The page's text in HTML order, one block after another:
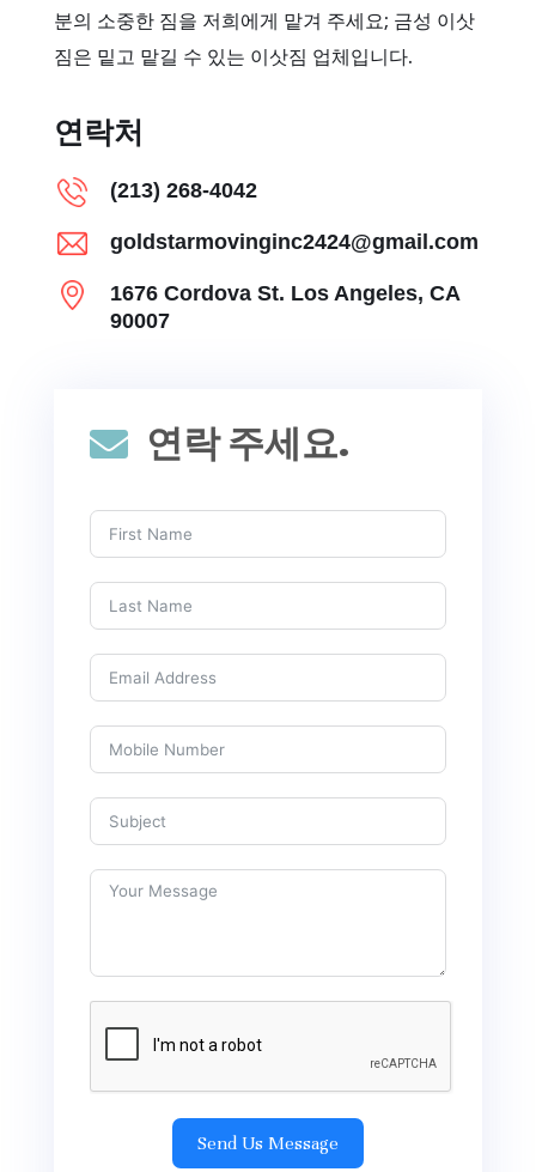
 연락 주세요.
Send Us Message
분의 소중한 짐을 저희에게 맡겨 주세요; 금성 이삿
짐은 밑고 맡길 수 있는 이삿짐 업체입니다.
연락처
(213) 268-4042
goldstarmovinginc2424@gmail.com
1676 Cordova St. Los Angeles, CA
90007